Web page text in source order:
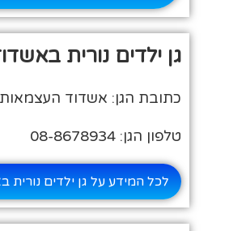
גן ילדים נורית
כתובת הגן: אשדוד העצמאות 1
טלפון הגן: 08-8678934
לכל המידע על גן ילדים נורית